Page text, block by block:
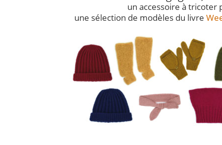
un accessoire à tricoter
une sélection de modèles du livre